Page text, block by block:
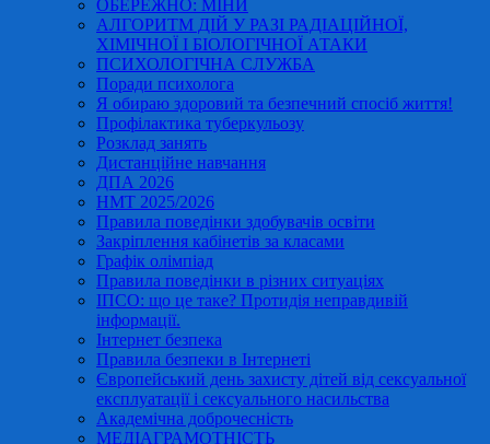
ОБЕРЕЖНО: МІНИ
АЛГОРИТМ ДІЙ У РАЗІ РАДІАЦІЙНОЇ,
ХІМІЧНОЇ І БІОЛОГІЧНОЇ АТАКИ
ПСИХОЛОГІЧНА СЛУЖБА
Поради психолога
Я обираю здоровий та безпечний спосіб життя!
Профілактика туберкульозу
Розклад занять
Дистанційне навчання
ДПА 2026
НМТ 2025/2026
Правила поведінки здобувачів освіти
Закріплення кабінетів за класами
Графік олімпіад
Правила поведінки в різних ситуаціях
ІПСО: що це таке? Протидія неправдивій
інформації.
Інтернет безпека
Правила безпеки в Інтернеті
Європейський день захисту дітей від сексуальної
експлуатації і сексуального насильства
Академічна доброчесність
МЕДІАГРАМОТНІСТЬ